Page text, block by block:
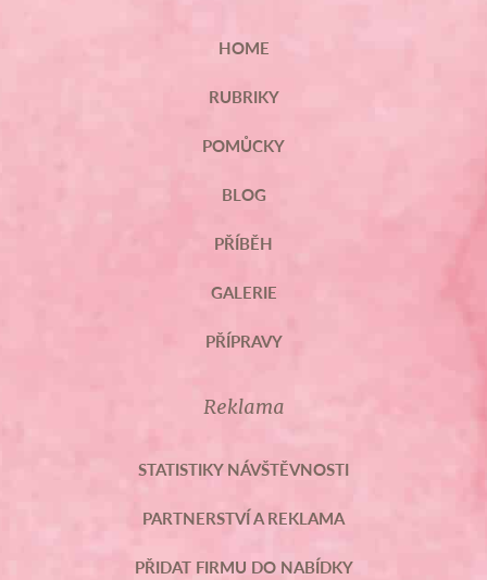
HOME
RUBRIKY
POMŮCKY
BLOG
PŘÍBĚH
GALERIE
PŘÍPRAVY
Reklama
STATISTIKY NÁVŠTĚVNOSTI
PARTNERSTVÍ A REKLAMA
PŘIDAT FIRMU DO NABÍDKY